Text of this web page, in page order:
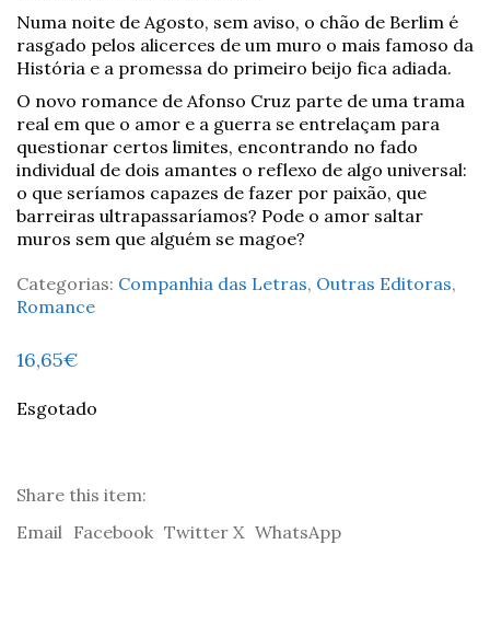
Numa noite de Agosto, sem aviso, o chão de Berlim é
rasgado pelos alicerces de um muro o mais famoso da
História e a promessa do primeiro beijo fica adiada.
O novo romance de Afonso Cruz parte de uma trama
real em que o amor e a guerra se entrelaçam para
questionar certos limites, encontrando no fado
individual de dois amantes o reflexo de algo universal:
o que seríamos capazes de fazer por paixão, que
barreiras ultrapassaríamos? Pode o amor saltar
muros sem que alguém se magoe?
Categorias: Companhia das Letras, Outras Editoras,
Romance
16,65€
Esgotado
Share this item:
Email Facebook Twitter X WhatsApp